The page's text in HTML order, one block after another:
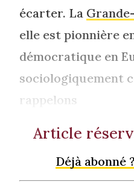
écarter. La
elle est pionnière
démocratique en
sociologiquement
rappelons
Article
Déjà abonné